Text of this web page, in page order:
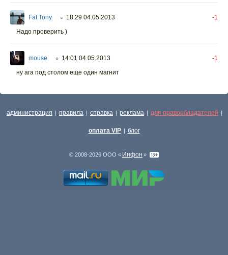
Fat Tony ○ 18:29 04.05.2013
-1
Надо проверить )
mouse ○ 14:01 04.05.2013
-1
ну ага под столом еще один магнит
администрация | правила | справка | реклама | для правообладателей |
оплата VIP | блог
© 2008-2026 ООО « Инфон »